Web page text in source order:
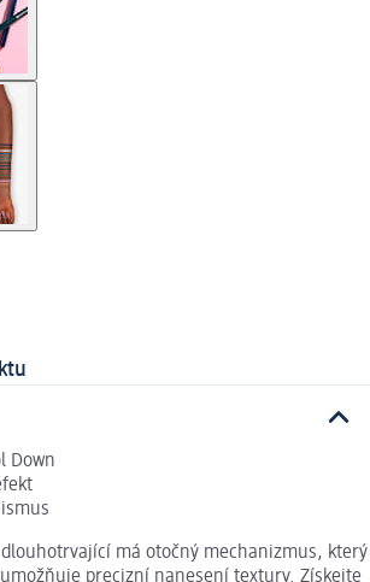
Down
má otočný mechanizmus, který
precizní nanesení textury. Získejte